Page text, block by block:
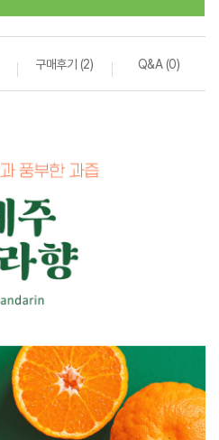
구매후기 (2) Q&A (0)